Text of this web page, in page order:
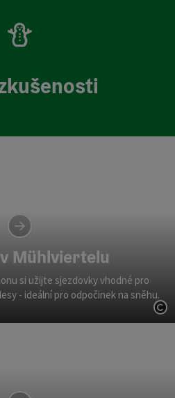
Mühlviertelu
si užijte sjezdovky vhodné pro
- ideální pro odpočinek na sněhu.